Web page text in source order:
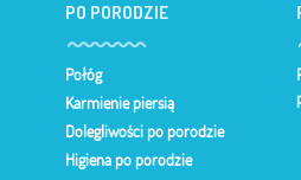
PO PORODZIE
Połóg
Karmienie piersią
Dolegliwości po porodzie
Higiena po porodzie